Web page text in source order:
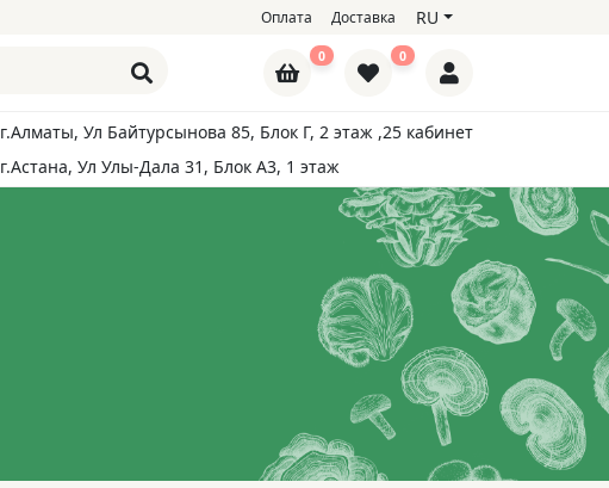
Оплата Доставка RU
0 0
г.Алматы, Ул Байтурсынова 85, Блок Г, 2 этаж ,25 кабинет
г.Астана, Ул Улы-Дала 31, Блок А3, 1 этаж